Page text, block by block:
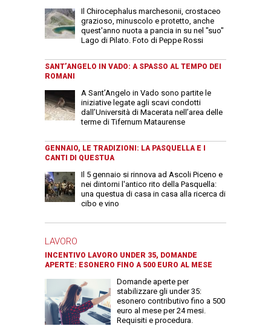
Il Chirocephalus marchesonii, crostaceo
grazioso, minuscolo e protetto, anche
quest'anno nuota a pancia in su nel "suo"
Lago di Pilato. Foto di Peppe Rossi
SANT’ANGELO IN VADO: A SPASSO AL TEMPO DEI
ROMANI
A Sant’Angelo in Vado sono partite le
iniziative legate agli scavi condotti
dall’Università di Macerata nell’area delle
terme di Tifernum Mataurense
GENNAIO, LE TRADIZIONI: LA PASQUELLA E I
CANTI DI QUESTUA
Il 5 gennaio si rinnova ad Ascoli Piceno e
nei dintorni l'antico rito della Pasquella:
una questua di casa in casa alla ricerca di
cibo e vino
LAVORO
INCENTIVO LAVORO UNDER 35, DOMANDE
APERTE: ESONERO FINO A 500 EURO AL MESE
Domande aperte per
stabilizzare gli under 35:
esonero contributivo fino a 500
euro al mese per 24 mesi.
Requisiti e procedura.